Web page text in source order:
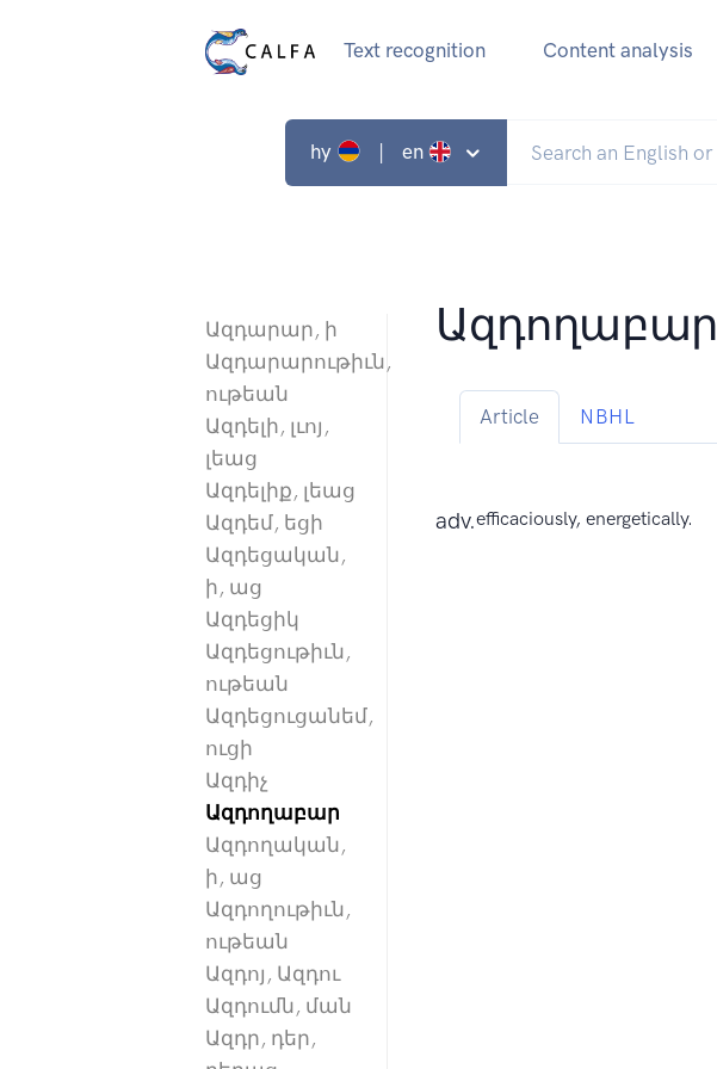
Text recognition Content analysis
hy | en
Ազդարար, ի
Ազդարարութիւն,
ութեան
Ազդելի, լւոյ,
լեաց
Ազդելիք, լեաց
Ազդեմ, եցի
Ազդեցական,
ի, աց
Ազդեցիկ
Ազդեցութիւն,
ութեան
Ազդեցուցանեմ,
ուցի
Ազդիչ
Ազդողաբար
Ազդողական,
ի, աց
Ազդողութիւն,
ութեան
Ազդոյ, Ազդու
Ազդումն, ման
Ազդր, դեր,
Ազդողաբար
Article NBHL
adv.efficaciously, energetically.